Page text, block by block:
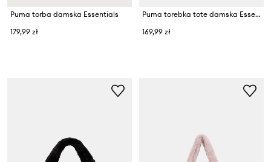
Puma torba damska Essentials
179,99 zł
Puma torebka tote damska Essentials
169,99 zł